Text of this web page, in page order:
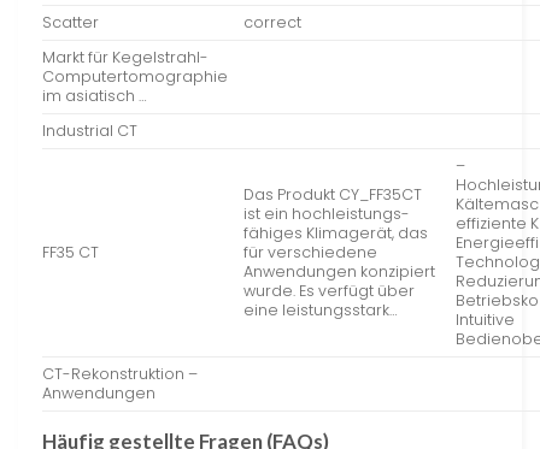
Scatter
correct
Markt für Kegelstrahl-
Computertomographie
im asiatisch …
Industrial CT
FF35 CT
Das Produkt CY_FF35CT
ist ein hochleistungs-
fähiges Klimagerät, das
für verschiedene
Anwendungen konzipiert
wurde. Es verfügt über
eine leistungsstark…
–
effiziente
Intuitive
CT-Rekonstruktion –
Anwendungen
Häufig gestellte Fragen (FAQs)